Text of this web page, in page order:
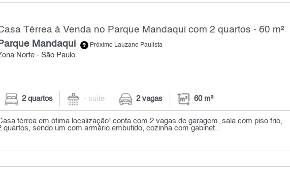
Térrea à Venda no Parque Mandaqui com 2 quartos - 60 m²
Parque Mandaqui- Próximo Lauzane Paulista
Norte - São Paulo
2 quartos - suíte 2 vagas 60 m²
térrea em ótima localização! conta com 2 vagas de garagem, sala com piso frio,
quartos, sendo um com armário embutido, cozinha com gabinet...